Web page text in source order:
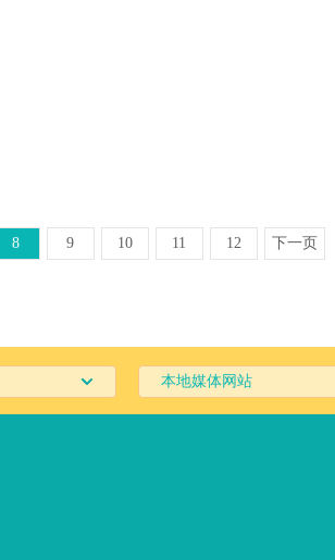
8 9 10 11 12 下一页
本地媒体网站